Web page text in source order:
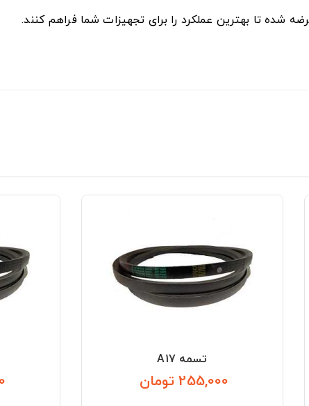
شده تا بهترین عملکرد را برای تجهیزات شما فراهم کنند.
تسمه A17
255,000 تومان